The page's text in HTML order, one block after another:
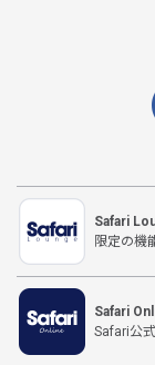
Safari
限定の機
Safari
Safari公